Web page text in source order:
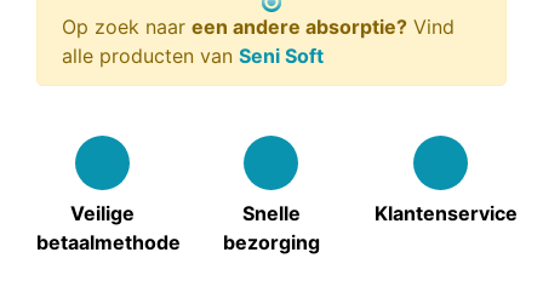
Op zoek naar een andere absorptie? Vind
alle producten van Seni Soft
Veilige
betaalmethode
Snelle
bezorging
Klantenservice